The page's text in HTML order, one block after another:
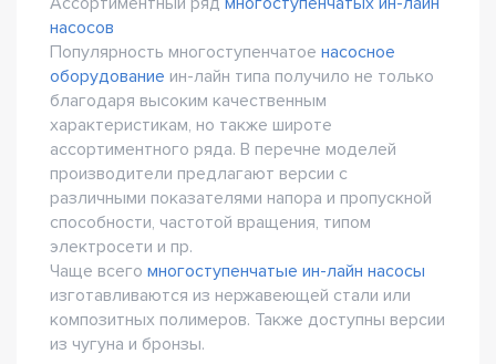
насосов
Популярность многоступенчатое насосное
оборудование ин-лайн типа получило не только
благодаря высоким качественным
характеристикам, но также широте
ассортиментного ряда. В перечне моделей
производители предлагают версии с
различными показателями напора и пропускной
способности, частотой вращения, типом
электросети и пр.
Чаще всего многоступенчатые ин-лайн насосы
изготавливаются из нержавеющей стали или
композитных полимеров. Также доступны версии
из чугуна и бронзы.